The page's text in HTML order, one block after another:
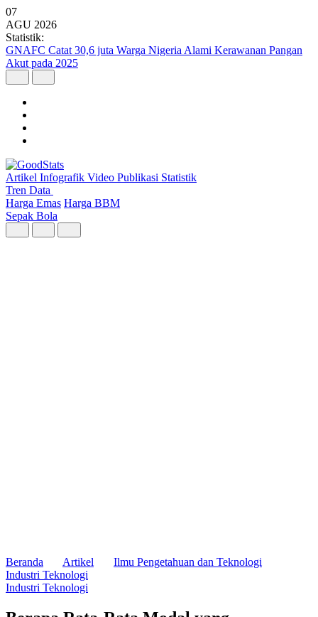
07
AGU 2026
Statistik:
Kunjungan Wisatawan Mancanegara Tembus 7 Juta per Semester I
2026
Artikel Infografik Video Publikasi Statistik
Tren Data
Harga Emas Harga BBM
Sepak Bola
Beranda Artikel
Ilmu Pengetahuan dan Teknologi
Industri Teknologi
Industri Teknologi